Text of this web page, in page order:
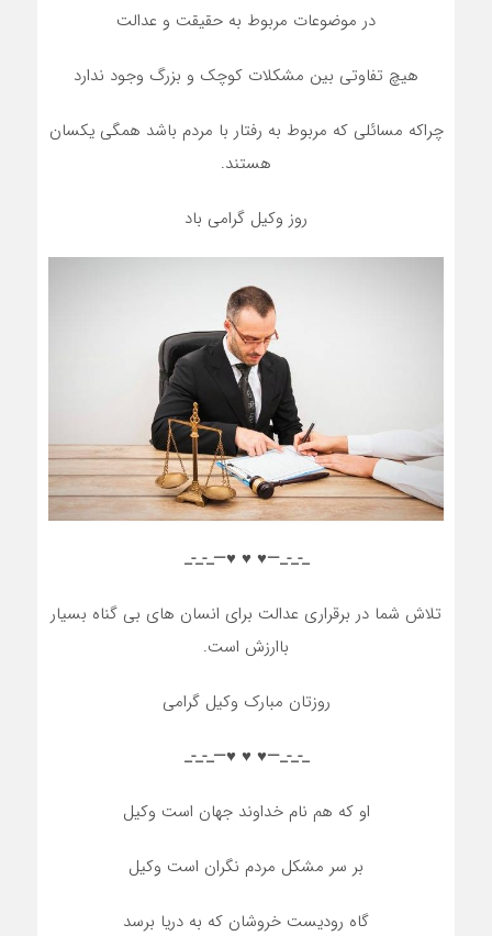
در موضوعات مربوط به حقیقت و عدالت
هیچ تفاوتی بین مشکلات کوچک و بزرگ وجود ندارد
چراکه مسائلی که مربوط به رفتار با مردم باشد همگی یکسان
هستند.
روز وکیل گرامی باد
_-_-_—♥️ ♥️ ♥️—_-_-_
تلاش شما در برقراری عدالت برای انسان های بی گناه بسیار
باارزش است.
روزتان مبارک وکیل گرامی
_-_-_—♥️ ♥️ ♥️—_-_-_
او که هم نام خداوند جهان است وکیل
بر سر مشکل مردم نگران است وکیل
گاه رودیست خروشان که به دریا برسد